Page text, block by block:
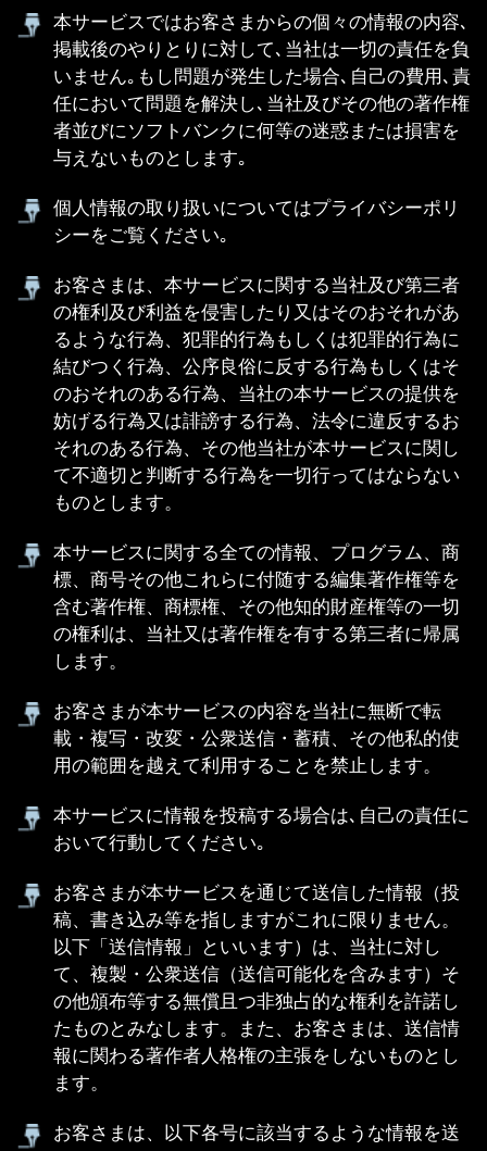
載・複写・改変・公衆送信・蓄積、その他私的使
用の範囲を越えて利用することを禁止します。
本サービスに情報を投稿する場合は､自己の責任に
おいて行動してください｡
お客さまが本サービスを通じて送信した情報（投
稿、書き込み等を指しますがこれに限りません。
以下「送信情報」といいます）は、当社に対し
の他頒布等する無償且つ非独占的な権利を許諾し
たものとみなします。また、お客さまは、送信情
報に関わる著作者人格権の主張をしないものとし
お客さまは、以下各号に該当するような情報を送
信してはならないものとします。送信情報が以下
各号に該当すると当社が判断した場合、お客さま
への通知なく削除、変更いたします。ただし、当
社は送信情報の削除及び変更の義務、並びにお客
さまの行為を監視する義務を負うものではありま
せん。
(1)本サービスの趣旨に反する情報
(2)個人情報（複数の情報の組み合わせにより個人
を特定できる情報を含みます）
(3)公序良俗に反する表現を含む情報
(4)政治・宗教・営業を目的とする表現を含む情報
(6)一般的に他のお客さまに不快となる表現を含む
情報
(7)当社の本サービスの提供に妨げとなる情報
(8)その他当社が不適当と判断する情報
一切お答えできません｡ご了承下さい｡
編集方針に合致しない情報(政治･思想･宗教､暴力
団などのPRや勧誘､誹謗中傷にあたるようなもの
等)や､その他利用者の不利益が予測されるものに
ついても掲載することはできません｡
義務も第三者に移転又は譲渡することはできませ
ん。
ンが開催された場合、本利用契約のほか、当該キ
ャンペーン要綱に従って行われるものとします。
当社所定の方法により当選者として発表されたお
客さまは、当社所定の手続きにより、当選者本人
であることが確認された時点で当選確定となりま
す。また、これに伴い賞品の発送先等当社の求め
る情報を通知するものとします。
当選発表後10日以内に前項の手続きが終了しない
場合、賞品受領までに本利用契約を解除していた
るものとします。